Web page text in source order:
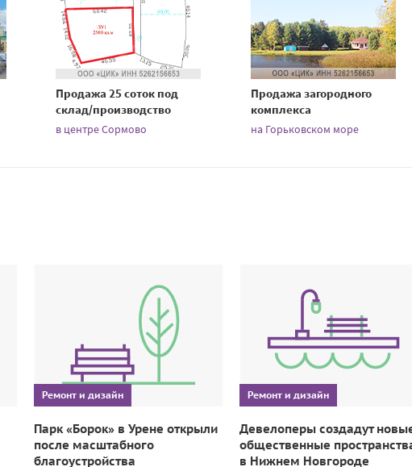
Продажа 25 соток под
склад/производство
в центре Сормово
Продажа загородного
комплекса
на Горьковском море
Ремонт и дизайн
Парк «Борок» в Урене открыли
после масштабного
благоустройства
Ремонт и дизайн
Девелоперы создадут
общественные
в Нижнем Новгороде